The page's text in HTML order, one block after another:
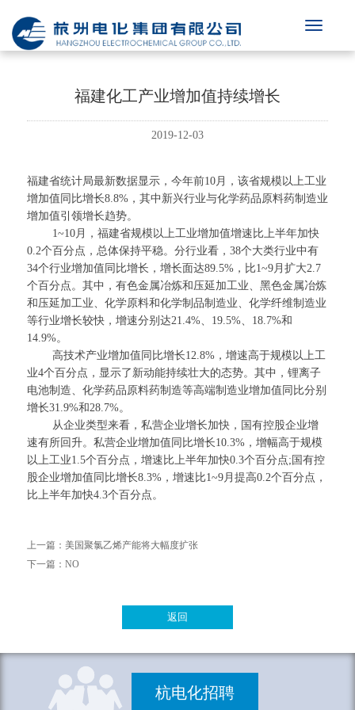
福建化工产业增加值持续增长
2019-12-03
福建省统计局最新数据显示，今年前10月，该省规模以上工业
增加值同比增长8.8%，其中新兴行业与化学药品原料药制造业
增加值引领增长趋势。
1~10月，福建省规模以上工业增加值增速比上半年加快
0.2个百分点，总体保持平稳。分行业看，38个大类行业中有
34个行业增加值同比增长，增长面达89.5%，比1~9月扩大2.7
个百分点。其中，有色金属冶炼和压延加工业、黑色金属冶炼
和压延加工业、化学原料和化学制品制造业、化学纤维制造业
等行业增长较快，增速分别达21.4%、19.5%、18.7%和
14.9%。
高技术产业增加值同比增长12.8%，增速高于规模以上工
业4个百分点，显示了新动能持续壮大的态势。其中，锂离子
电池制造、化学药品原料药制造等高端制造业增加值同比分别
增长31.9%和28.7%。
从企业类型来看，私营企业增长加快，国有控股企业增
速有所回升。私营企业增加值同比增长10.3%，增幅高于规模
以上工业1.5个百分点，增速比上半年加快0.3个百分点;国有控
股企业增加值同比增长8.3%，增速比1~9月提高0.2个百分点，
比上半年加快4.3个百分点。
上一篇： 美国聚氯乙烯产能将大幅度扩张
下一篇： NO
返回
杭电化招聘